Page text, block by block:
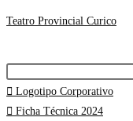
Teatro Provincial Curico
Logotipo Corporativo
Ficha Técnica 2024